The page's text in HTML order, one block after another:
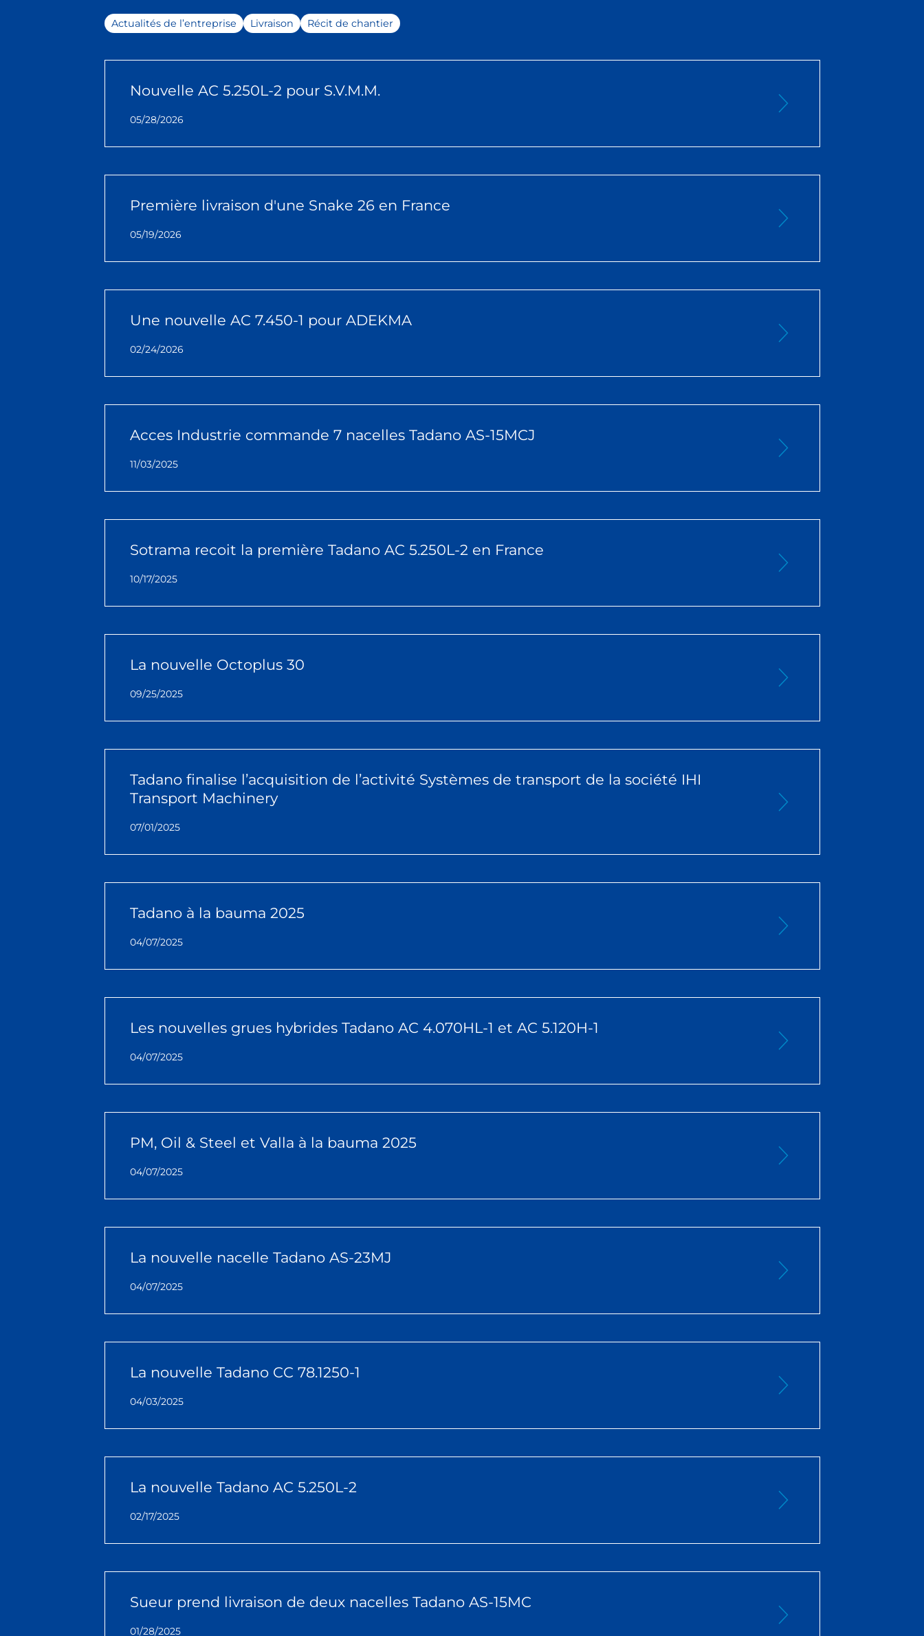
Actualités de l’entreprise Livraison Récit de chantier
Nouvelle AC 5.250L-2 pour S.V.M.M.
05/28/2026
Première livraison d'une Snake 26 en France
05/19/2026
Une nouvelle AC 7.450-1 pour ADEKMA
02/24/2026
Acces Industrie commande 7 nacelles Tadano AS-15MCJ
11/03/2025
Sotrama recoit la première Tadano AC 5.250L-2 en France
10/17/2025
La nouvelle Octoplus 30
09/25/2025
Tadano finalise l’acquisition de l’activité Systèmes de transport de la société IHI
Transport Machinery
07/01/2025
Tadano à la bauma 2025
04/07/2025
Les nouvelles grues hybrides Tadano AC 4.070HL-1 et AC 5.120H-1
04/07/2025
PM, Oil & Steel et Valla à la bauma 2025
04/07/2025
La nouvelle nacelle Tadano AS-23MJ
04/07/2025
La nouvelle Tadano CC 78.1250-1
04/03/2025
La nouvelle Tadano AC 5.250L-2
02/17/2025
Sueur prend livraison de deux nacelles Tadano AS-15MC
01/28/2025